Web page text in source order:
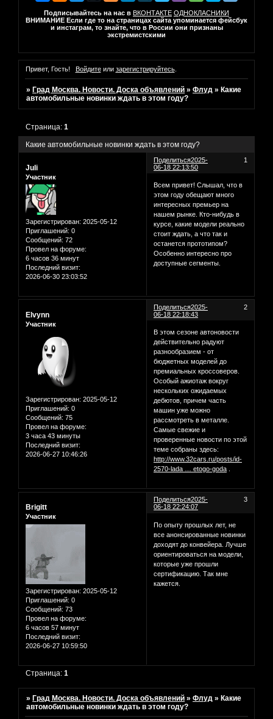
Подписывайтесь на нас в ВКОНТАКТЕ ОДНОКЛАСНИКИ
ВНИМАНИЕ Если где то на страницах сайта упоминается фейсбук
и инстаграм, то знайте, что в России они признаны
экстремистскими
Привет, Гость! Войдитеили зарегистрируйтесь.
» Град Москва. Новости. Доска объявлений »Флуд » Какие
автомобильные новинки ждать в этом году?
Какие автомобильные новинки ждать в этом году?
Страница:1
Поделиться 1
2025-
06-18 22:13:50
Juli
Участник
Зарегистрирован: 2025-05-12
Приглашений: 0
Сообщений: 72
Провел на форуме:
6 часов 36 минут
Последний визит:
2026-06-30 23:03:52
Всем привет! Слышал, что в
этом году обещают много
интересных премьер на
нашем рынке. Кто-нибудь в
курсе, какие модели реально
стоит ждать, а что так и
останется прототипом?
Особенно интересно про
доступные сегменты.
Поделиться 2
2025-
06-18 22:18:43
Elvynn
Участник
Зарегистрирован: 2025-05-12
Приглашений: 0
Сообщений: 75
Провел на форуме:
3 часа 43 минуты
Последний визит:
2026-06-27 10:46:26
В этом сезоне автоновости
действительно радуют
разнообразием - от
бюджетных моделей до
премиальных кроссоверов.
Особый ажиотаж вокруг
нескольких ожидаемых
дебютов, причем часть
машин уже можно
рассмотреть в металле.
Самые свежие и
проверенные новости по этой
теме собраны здесь:
http://www.32cars.ru/posts/id-
2570-lada … etogo-goda .
Поделиться 3
2025-
06-18 22:24:07
Brigitt
Участник
Зарегистрирован: 2025-05-12
Приглашений: 0
Сообщений: 73
Провел на форуме:
6 часов 57 минут
Последний визит:
2026-06-27 10:59:50
По опыту прошлых лет, не
все анонсированные новинки
доходят до конвейера. Лучше
ориентироваться на модели,
которые уже прошли
сертификацию. Так мне
кажется.
Страница:1
» Град Москва. Новости. Доска объявлений »Флуд » Какие
автомобильные новинки ждать в этом году?